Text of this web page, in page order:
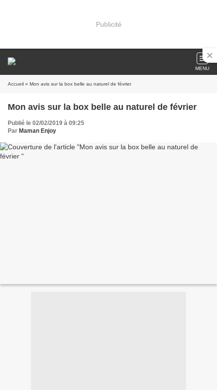
Publicité
MENU
Accueil » Mon avis sur la box belle au naturel de février
Mon avis sur la box belle au naturel de février
Publié le 02/02/2019 à 09:25
Par Maman Enjoy